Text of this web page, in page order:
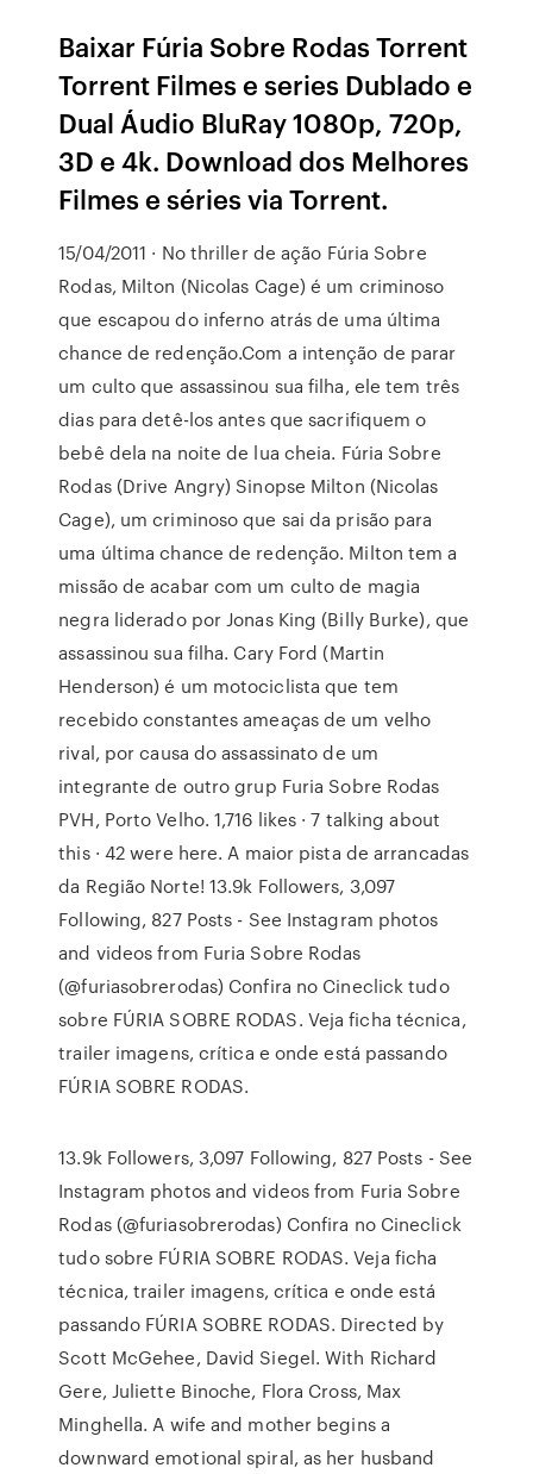
Baixar Fúria Sobre Rodas Torrent
Torrent Filmes e series Dublado e
Dual Áudio BluRay 1080p, 720p,
3D e 4k. Download dos Melhores
Filmes e séries via Torrent.
15/04/2011 · No thriller de ação Fúria Sobre
Rodas, Milton (Nicolas Cage) é um criminoso
que escapou do inferno atrás de uma última
chance de redenção.Com a intenção de parar
um culto que assassinou sua filha, ele tem três
dias para detê-los antes que sacrifiquem o
bebê dela na noite de lua cheia. Fúria Sobre
Rodas (Drive Angry) Sinopse Milton (Nicolas
Cage), um criminoso que sai da prisão para
uma última chance de redenção. Milton tem a
missão de acabar com um culto de magia
negra liderado por Jonas King (Billy Burke), que
assassinou sua filha. Cary Ford (Martin
Henderson) é um motociclista que tem
recebido constantes ameaças de um velho
rival, por causa do assassinato de um
integrante de outro grup Furia Sobre Rodas
PVH, Porto Velho. 1,716 likes · 7 talking about
this · 42 were here. A maior pista de arrancadas
da Região Norte! 13.9k Followers, 3,097
Following, 827 Posts - See Instagram photos
and videos from Furia Sobre Rodas
(@furiasobrerodas) Confira no Cineclick tudo
sobre FÚRIA SOBRE RODAS. Veja ficha técnica,
trailer imagens, crítica e onde está passando
FÚRIA SOBRE RODAS.
13.9k Followers, 3,097 Following, 827 Posts - See
Instagram photos and videos from Furia Sobre
Rodas (@furiasobrerodas) Confira no Cineclick
tudo sobre FÚRIA SOBRE RODAS. Veja ficha
técnica, trailer imagens, crítica e onde está
passando FÚRIA SOBRE RODAS. Directed by
Scott McGehee, David Siegel. With Richard
Gere, Juliette Binoche, Flora Cross, Max
Minghella. A wife and mother begins a
downward emotional spiral, as her husband